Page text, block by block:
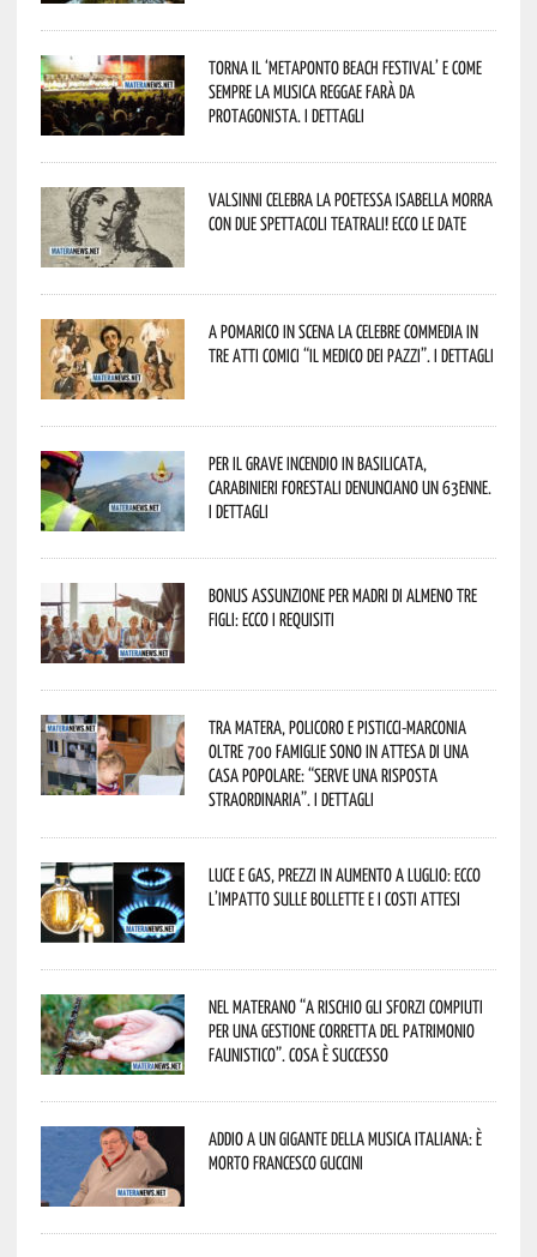
Torna il ‘Metaponto beach festival’ e come
sempre la musica reggae farà da
protagonista. I dettagli
Valsinni celebra la poetessa Isabella Morra
con due spettacoli teatrali! Ecco le date
A Pomarico in scena la celebre commedia in
tre atti comici “Il medico dei pazzi”. I dettagli
Per il grave incendio in Basilicata,
Carabinieri forestali denunciano un 63enne.
I dettagli
Bonus assunzione per madri di almeno tre
figli: ecco i requisiti
Tra Matera, Policoro e Pisticci-Marconia
oltre 700 famiglie sono in attesa di una
casa popolare: “serve una risposta
straordinaria”. I dettagli
Luce e gas, prezzi in aumento a luglio: ecco
l’impatto sulle bollette e i costi attesi
Nel materano “a rischio gli sforzi compiuti
per una gestione corretta del patrimonio
faunistico”. Cosa è successo
Addio a un gigante della musica italiana: è
morto Francesco Guccini